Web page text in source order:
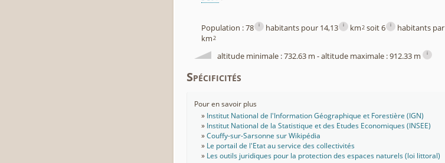
Population : 78 i habitants pour 14,13 i km2soit 6 i
habitants par
km2
altitude minimale : 732.63 m - altitude maximale : 912.33 m i
Spécificités
Pour en savoir plus
Institut National de l'Information Géographique et Forestière (IGN)
Institut National de la Statistique et des Etudes Economiques (INSEE)
Couffy-sur-Sarsonne sur Wikipédia
Le portail de l'Etat au service des collectivités
Les outils juridiques pour la protection des espaces naturels (loi littoral)